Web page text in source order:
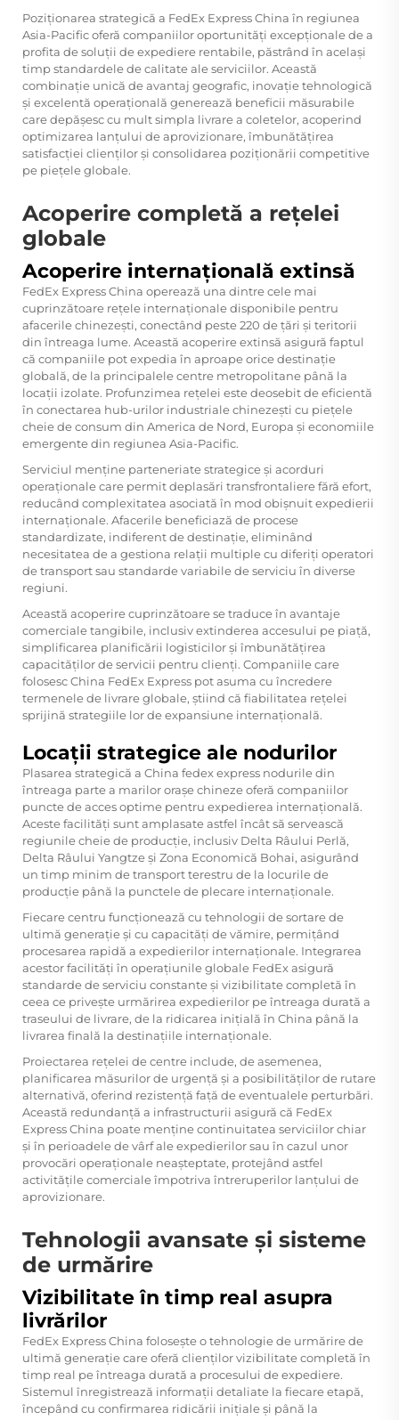
Poziționarea strategică a FedEx Express China în regiunea
Asia-Pacific oferă companiilor oportunități excepționale de a
profita de soluții de expediere rentabile, păstrând în același
timp standardele de calitate ale serviciilor. Această
combinație unică de avantaj geografic, inovație tehnologică
și excelentă operațională generează beneficii măsurabile
care depășesc cu mult simpla livrare a coletelor, acoperind
optimizarea lanțului de aprovizionare, îmbunătățirea
satisfacției clienților și consolidarea poziționării competitive
pe piețele globale.
Acoperire completă a rețelei
globale
Acoperire internațională extinsă
FedEx Express China operează una dintre cele mai
cuprinzătoare rețele internaționale disponibile pentru
afacerile chinezești, conectând peste 220 de țări și teritorii
din întreaga lume. Această acoperire extinsă asigură faptul
că companiile pot expedia în aproape orice destinație
globală, de la principalele centre metropolitane până la
locații izolate. Profunzimea rețelei este deosebit de eficientă
în conectarea hub-urilor industriale chinezești cu piețele
cheie de consum din America de Nord, Europa și economiile
emergente din regiunea Asia-Pacific.
Serviciul menține parteneriate strategice și acorduri
operaționale care permit deplasări transfrontaliere fără efort,
reducând complexitatea asociată în mod obișnuit expedierii
internaționale. Afacerile beneficiază de procese
standardizate, indiferent de destinație, eliminând
necesitatea de a gestiona relații multiple cu diferiți operatori
de transport sau standarde variabile de serviciu în diverse
regiuni.
Această acoperire cuprinzătoare se traduce în avantaje
comerciale tangibile, inclusiv extinderea accesului pe piață,
simplificarea planificării logisticilor și îmbunătățirea
capacităților de servicii pentru clienți. Companiile care
folosesc China FedEx Express pot asuma cu încredere
termenele de livrare globale, știind că fiabilitatea rețelei
sprijină strategiile lor de expansiune internațională.
Locații strategice ale nodurilor
Plasarea strategică a China fedex express nodurile din
întreaga parte a marilor orașe chineze oferă companiilor
puncte de acces optime pentru expedierea internațională.
Aceste facilități sunt amplasate astfel încât să servească
regiunile cheie de producție, inclusiv Delta Râului Perlă,
Delta Râului Yangtze și Zona Economică Bohai, asigurând
un timp minim de transport terestru de la locurile de
producție până la punctele de plecare internaționale.
Fiecare centru funcționează cu tehnologii de sortare de
ultimă generație și cu capacități de vămire, permițând
procesarea rapidă a expedierilor internaționale. Integrarea
acestor facilități în operațiunile globale FedEx asigură
standarde de serviciu constante și vizibilitate completă în
ceea ce privește urmărirea expedierilor pe întreaga durată a
traseului de livrare, de la ridicarea inițială în China până la
livrarea finală la destinațiile internaționale.
Proiectarea rețelei de centre include, de asemenea,
planificarea măsurilor de urgență și a posibilităților de rutare
alternativă, oferind rezistență față de eventualele perturbări.
Această redundanță a infrastructurii asigură că FedEx
Express China poate menține continuitatea serviciilor chiar
și în perioadele de vârf ale expedierilor sau în cazul unor
provocări operaționale neașteptate, protejând astfel
activitățile comerciale împotriva întreruperilor lanțului de
aprovizionare.
Tehnologii avansate și sisteme
de urmărire
Vizibilitate în timp real asupra
livrărilor
FedEx Express China folosește o tehnologie de urmărire de
ultimă generație care oferă clienților vizibilitate completă în
timp real pe întreaga durată a procesului de expediere.
Sistemul înregistrează informații detaliate la fiecare etapă,
începând cu confirmarea ridicării inițiale și până la